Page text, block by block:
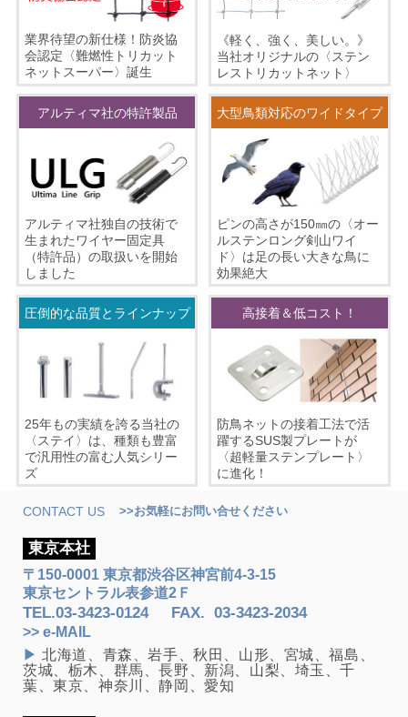
業界待望の新仕様！防炎協
会認定〈難燃性トリカット
ネットスーパー〉誕生
《軽く、強く、美しい。》
当社オリジナルの〈ステン
レストリカットネット〉
アルティマ社の特許製品
アルティマ社独自の技術で
生まれたワイヤー固定具
（特許品）の取扱いを開始
しました
大型鳥類対応のワイドタイプ
ピンの高さが150㎜の〈オー
ルステンロング剣山ワイ
ド〉は足の長い大きな鳥に
効果絶大
圧倒的な品質とラインナップ
25年もの実績を誇る当社の
〈ステイ〉は、種類も豊富
で汎用性の富む人気シリー
ズ
高接着＆低コスト！
防鳥ネットの接着工法で活
躍するSUS製プレートが
〈超軽量ステンプレート〉
に進化！
CONTACT US >>お気軽にお問い合せください
東京本社
TEL.03-3423-0124 FAX. 03-3423-2034
〒150-0001 東京都渋谷区神宮前4-3-15
東京セントラル表参道2Ｆ
>> e-MAIL
▶北海道、青森、岩手、秋田、山形、宮城、福島、
茨城、栃木、群馬、長野、新潟、山梨、埼玉、千
葉、東京、神奈川、静岡、愛知